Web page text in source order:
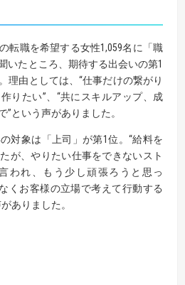
転職を希望する女性1,059名に「職
いたところ、期待する出会いの第1
理由としては、“仕事だけの繋がり
りたい”、“共にスキルアップ、成
という声がありました。
対象は「上司」が第1位。“給料を
が、やりたい仕事をできないスト
われ、もう少し頑張ろうと思っ
くお客様の立場で考えて行動する
ありました。